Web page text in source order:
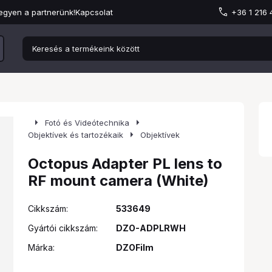
a partnerünk!Kapcsolat +36 1 216
arrow_right Fotó és Videótechnika arrow_right
Objektívek és tartozékaik arrow_right Objektívek
Octopus Adapter PL lens to
RF mount camera (White)
Cikkszám:
533649
Gyártói cikkszám:
DZO-ADPLRWH
Márka:
DZOFilm